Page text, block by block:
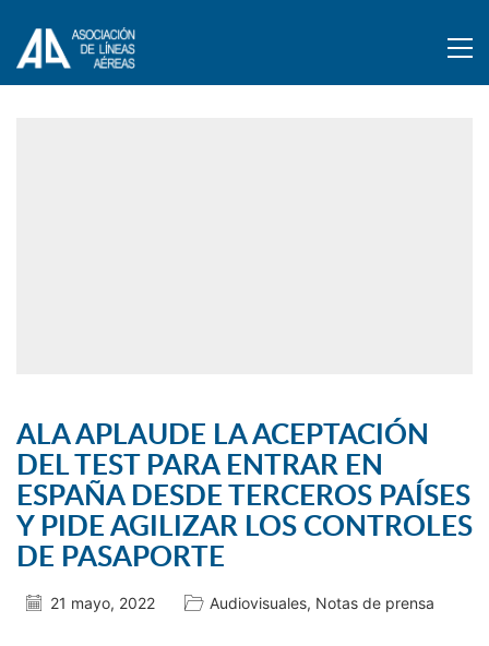
ALA APLAUDE LA ACEPTACIÓN
DEL TEST PARA ENTRAR EN
ESPAÑA DESDE TERCEROS PAÍSES
Y PIDE AGILIZAR LOS CONTROLES
DE PASAPORTE
21 mayo, 2022 Audiovisuales, Notas de prensa